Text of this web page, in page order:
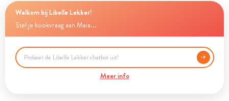
Welkom bij Libelle Lekker!
Stel je kookvraag aan Maia...
Meer info